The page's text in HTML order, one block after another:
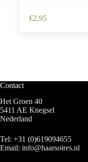
€2,95
Contact
Het Groen 40
5411 AE Knegsel
Nederland
Tel: +31 (0)619094655
Email: info@haarsoires.nl